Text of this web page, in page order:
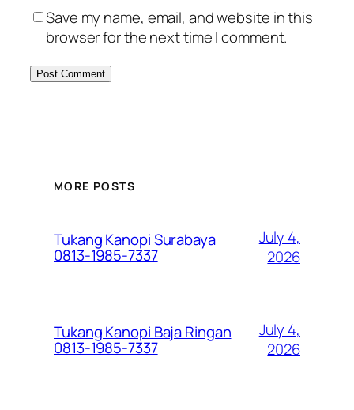
Save my name, email, and website in this
browser for the next time I comment.
MORE POSTS
Tukang Kanopi Surabaya
0813-1985-7337
July 4,
2026
Tukang Kanopi Baja Ringan
0813-1985-7337
July 4,
2026